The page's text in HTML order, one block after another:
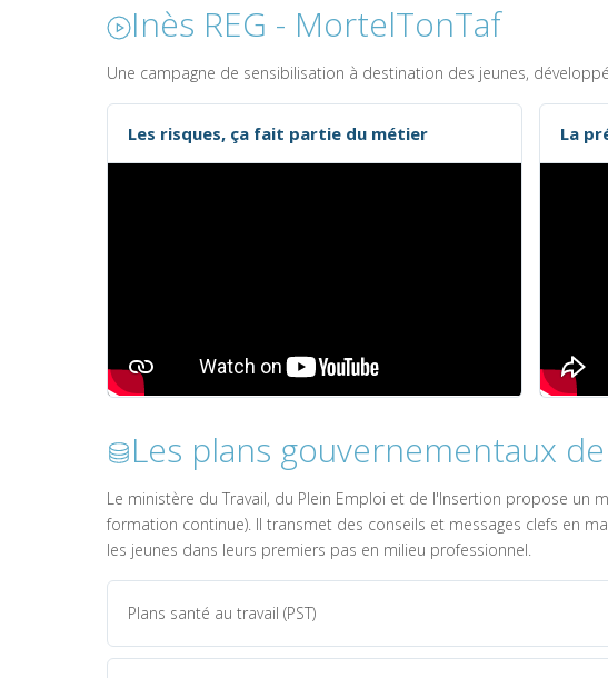
Inès REG - MortelTonTaf
Une campagne de sensibilisation à destination des jeunes,
Les risques, ça fait partie du métier La
Les plans gouvernementaux
Le ministère du Travail, du Plein Emploi et de l'Insertion propose
formation continue). Il transmet des conseils et messages clefs en
les jeunes dans leurs premiers pas en milieu professionnel.
Plans santé au travail (PST)